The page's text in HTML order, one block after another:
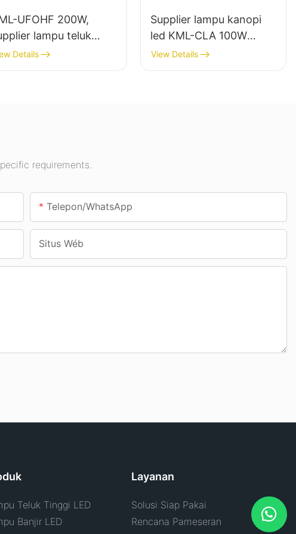
UFOHF 200W,
lampu teluk
led pikeun lampu
ruangan di Aula
Details
Supplier lampu kanopi
led KML-CLA 100W
pikeun rohangan jero
ruangan sapertos pom
View Details
requirements.
Telepon/whatsApp
Situs Wéb
Teluk Tinggi LED
Banjir LED
Layanan
Solusi Siap Pakai
Rencana Pameseran